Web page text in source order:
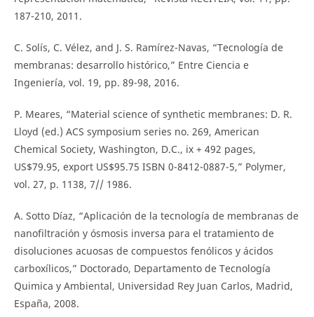
187-210, 2011.
C. Solís, C. Vélez, and J. S. Ramírez-Navas, “Tecnología de
membranas: desarrollo histórico,” Entre Ciencia e
Ingeniería, vol. 19, pp. 89-98, 2016.
P. Meares, “Material science of synthetic membranes: D. R.
Lloyd (ed.) ACS symposium series no. 269, American
Chemical Society, Washington, D.C., ix + 492 pages,
US$79.95, export US$95.75 ISBN 0-8412-0887-5,” Polymer,
vol. 27, p. 1138, 7// 1986.
A. Sotto Díaz, “Aplicación de la tecnología de membranas de
nanofiltración y ósmosis inversa para el tratamiento de
disoluciones acuosas de compuestos fenólicos y ácidos
carboxílicos,” Doctorado, Departamento de Tecnología
Quimica y Ambiental, Universidad Rey Juan Carlos, Madrid,
España, 2008.